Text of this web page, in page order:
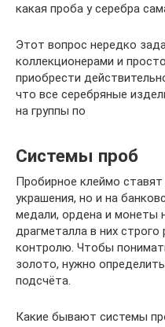
какая проба у серебра
Этот вопрос нередко
коллекционерами и
приобрести
что все серебряные
на группы по
Системы проб
Пробирное клеймо
украшения, но и на
медали, ордена и монеты
драгметалла в них
контролю. Чтобы
золото, нужно
подсчёта.
Какие бывают системы